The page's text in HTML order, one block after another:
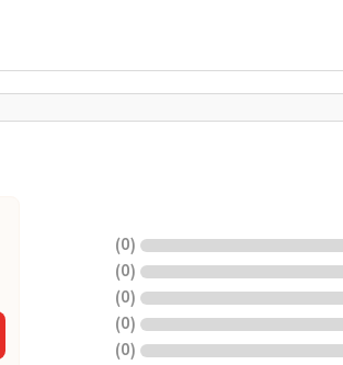
(
0
)
(
0
)
(
0
)
(
0
)
(
0
)